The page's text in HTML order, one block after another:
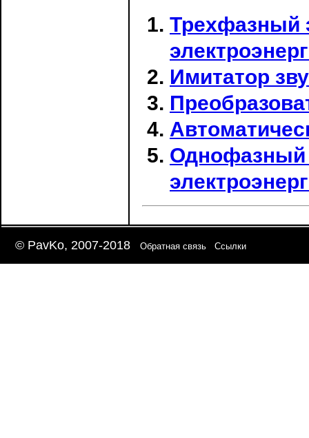
Трехфазный
Имитатор
Однофазный
© PavKo, 2007-2018 Обратная связь Ссылки